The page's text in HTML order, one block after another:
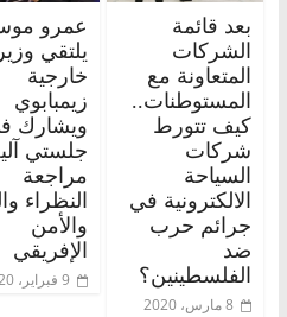
بعد قائمة
الشركات
المتعاونة مع
المستوطنات..
كيف تتورط
شركات
السياحة
الالكترونية في
جرائم حرب
ضد
الفلسطينين؟
8 مارس، 2020
عمرو
يلتقي وزير
خارجية
زيمبابوي
ويشارك
جلستي
مراجعة
النظراء
والأمن
الإفريقي
9 فبراير، 2020